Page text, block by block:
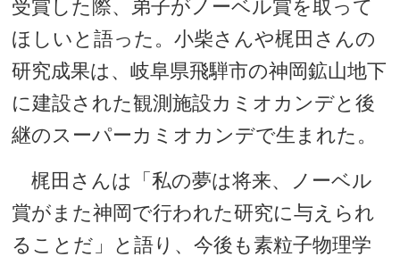
受賞した際、弟子がノーベル賞を取って
ほしいと語った。小柴さんや梶田さんの
研究成果は、岐阜県飛騨市の神岡鉱山地下
に建設された観測施設カミオカンデと後
継のスーパーカミオカンデで生まれた。
梶田さんは「私の夢は将来、ノーベル
賞がまた神岡で行われた研究に与えられ
ることだ」と語り、今後も素粒子物理学